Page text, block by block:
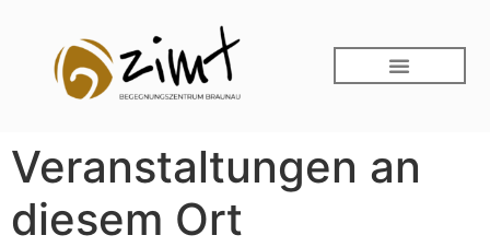
Veranstaltungen an
diesem Ort